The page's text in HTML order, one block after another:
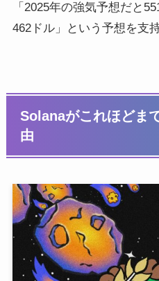
「2025年の強気予想だと
462ドル」という予想を支
Solanaがこれほどま
由